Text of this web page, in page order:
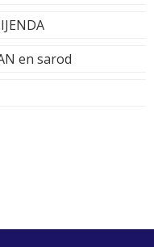
en sarod